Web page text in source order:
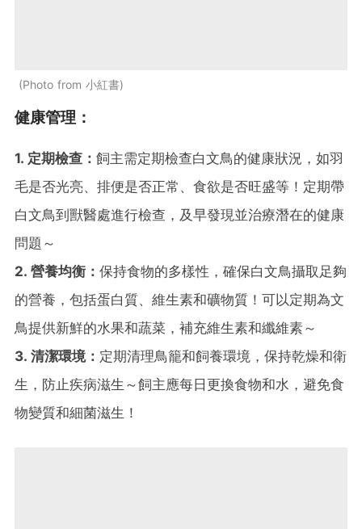
Photo from 小紅書
健康管理：
1. 定期檢查： 飼主需定期檢查白文鳥的健康狀況，如羽
毛是否光亮、排便是否正常、食欲是否旺盛等！定期帶
白文鳥到獸醫處進行檢查，及早發現並治療潛在的健康
問題～
2. 營養均衡： 保持食物的多樣性，確保白文鳥攝取足夠
的營養，包括蛋白質、維生素和礦物質！可以定期為文
鳥提供新鮮的水果和蔬菜，補充維生素和纖維素～
3. 清潔環境： 定期清理鳥籠和飼養環境，保持乾燥和衛
生，防止疾病滋生～飼主應每日更換食物和水，避免食
物變質和細菌滋生！